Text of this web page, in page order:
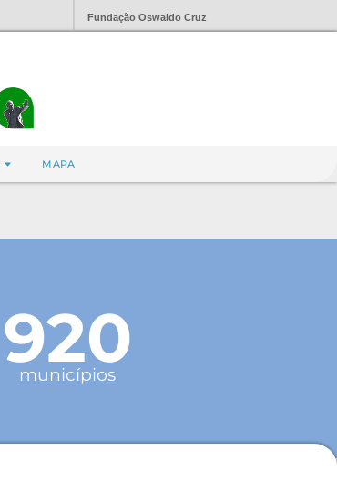
Fundação Oswaldo Cruz
MAPA
920
municípios